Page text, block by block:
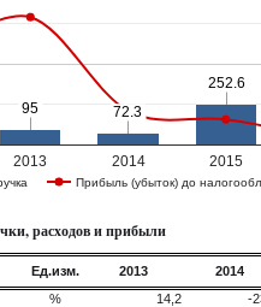
Прибыль (убыток) до
2013 2014 2015
95
95 72.3
72.3
252.6
252.6
расходов и прибыли
Ед.изм. 2013 2014
% 14,2 -